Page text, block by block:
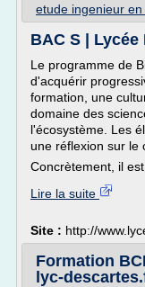
etude ingenieur en
BAC S |
Le programme de
d'acquérir
formation, une
domaine des
l'écosystème. Les
une réflexion sur le
Concrètement, il
Lire la suite
Site : http://
Formation
lyc-